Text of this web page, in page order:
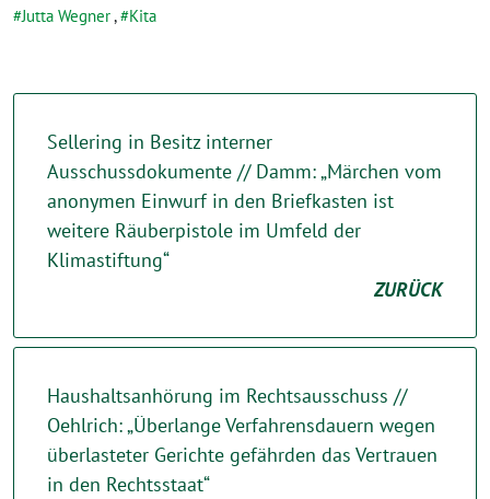
Jutta Wegner, Kita
Sellering in Besitz interner
Ausschussdokumente // Damm: „Märchen vom
anonymen Einwurf in den Briefkasten ist
weitere Räuberpistole im Umfeld der
Klimastiftung“
ZURÜCK
Haushaltsanhörung im Rechtsausschuss //
Oehlrich: „Überlange Verfahrensdauern wegen
überlasteter Gerichte gefährden das Vertrauen
in den Rechtsstaat“